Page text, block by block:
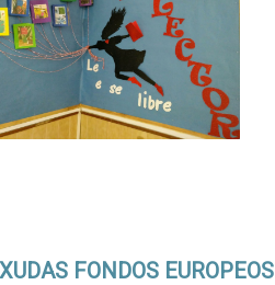
FONDOS EUROPEOS